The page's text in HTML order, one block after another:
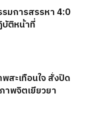
มการสรรหา 4:0
ติหน้าที่
สะเทือนใจ สั่งปิด
าพจิตเยียวยา